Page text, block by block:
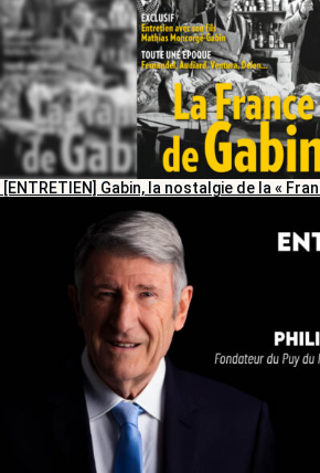
[ENTRETIEN] Gabin, la nostalgie de la «